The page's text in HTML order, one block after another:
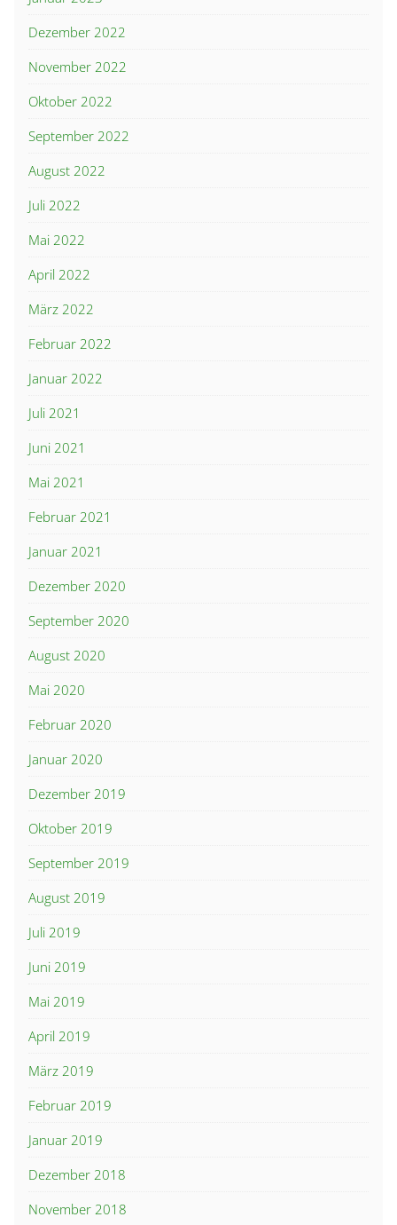
Dezember 2022
November 2022
Oktober 2022
September 2022
August 2022
Juli 2022
Mai 2022
April 2022
März 2022
Februar 2022
Januar 2022
Juli 2021
Juni 2021
Mai 2021
Februar 2021
Januar 2021
Dezember 2020
September 2020
August 2020
Mai 2020
Februar 2020
Januar 2020
Dezember 2019
Oktober 2019
September 2019
August 2019
Juli 2019
Juni 2019
Mai 2019
April 2019
März 2019
Februar 2019
Januar 2019
Dezember 2018
November 2018